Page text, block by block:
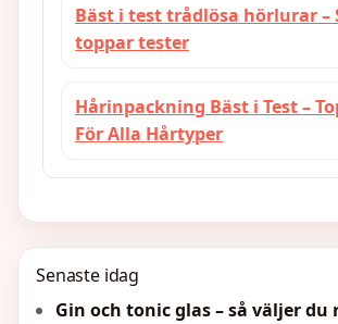
Bäst i test trådlösa hörlurar –
toppar tester
Hårinpackning Bäst i Test –
För Alla Hårtyper
Senaste idag
Gin och tonic glas – så väljer du